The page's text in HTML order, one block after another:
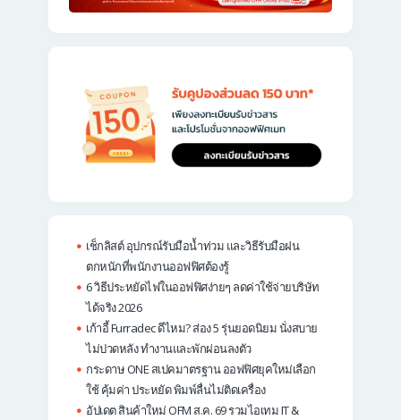
เช็กลิสต์ อุปกรณ์รับมือน้ำท่วม และวิธีรับมือฝน
ตกหนักที่พนักงานออฟฟิศต้องรู้
6 วิธีประหยัดไฟในออฟฟิศง่ายๆ ลดค่าใช้จ่ายบริษัท
ได้จริง 2026
เก้าอี้ Furradec ดีไหม? ส่อง 5 รุ่นยอดนิยม นั่งสบาย
ไม่ปวดหลัง ทำงานและพักผ่อนลงตัว
กระดาษ ONE สเปคมาตรฐาน ออฟฟิศยุคใหม่เลือก
ใช้ คุ้มค่า ประหยัด พิมพ์ลื่นไม่ติดเครื่อง
อัปเดต สินค้าใหม่ OFM ส.ค. 69 รวมไอเทม IT &